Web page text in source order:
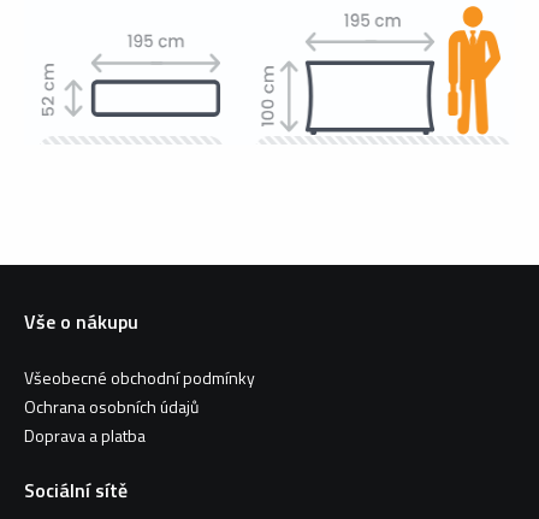
Vše o nákupu
Všeobecné obchodní podmínky
Ochrana osobních údajů
Doprava a platba
Sociální sítě